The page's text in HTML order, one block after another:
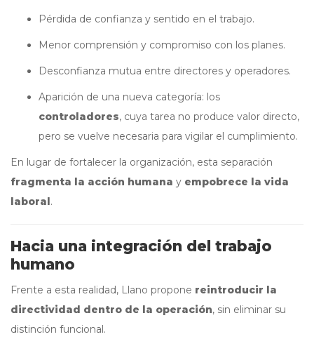
Pérdida de confianza y sentido en el trabajo.
Menor comprensión y compromiso con los planes.
Desconfianza mutua entre directores y operadores.
Aparición de una nueva categoría: los
controladores, cuya tarea no produce valor directo,
pero se vuelve necesaria para vigilar el cumplimiento.
En lugar de fortalecer la organización, esta separación
fragmenta la acción humana y empobrece la vida
laboral.
Hacia una integración del trabajo
humano
Frente a esta realidad, Llano propone reintroducir la
directividad dentro de la operación, sin eliminar su
distinción funcional.